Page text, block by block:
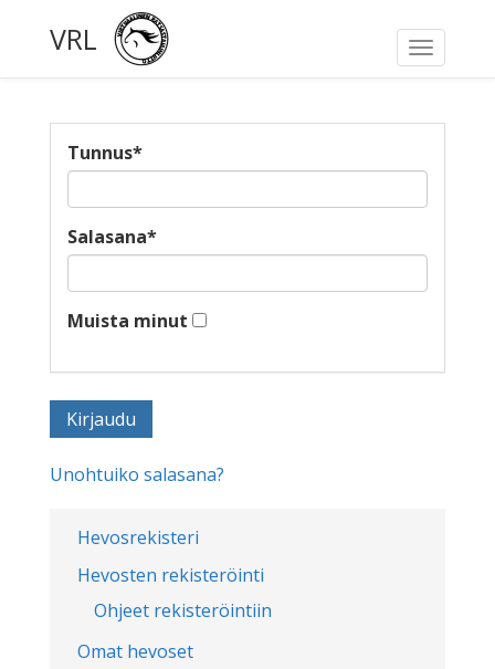
Toggle
VRL
Hevosrekisteri
Hevosten rekisteröinti
Ohjeet rekisteröintiin
Omat hevoset
Tunnus*
Salasana*
Muista minut
Unohtuiko salasana?